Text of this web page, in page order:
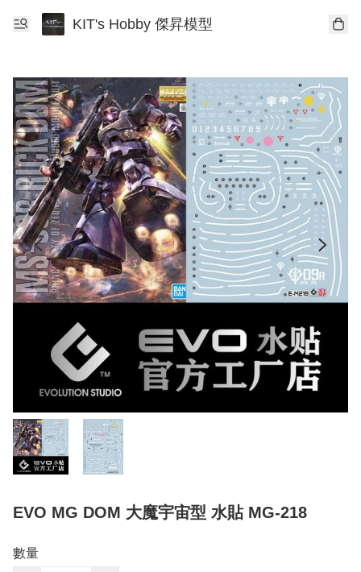
KIT's Hobby 傑昇模型
EVO MG DOM 大魔宇宙型 水貼 MG-218
數量